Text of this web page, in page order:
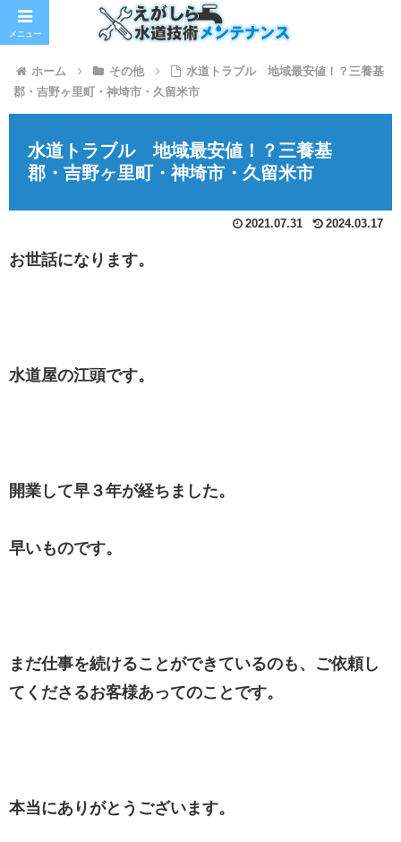
ホーム その他
水道トラブル 地域最安値！？三養基
郡・吉野ヶ里町・神埼市・久留米市
水道トラブル 地域最安値！？三養基
郡・吉野ヶ里町・神埼市・久留米市
2021.07.31 2024.03.17
お世話になります。
水道屋の江頭です。
開業して早３年が経ちました。
早いものです。
まだ仕事を続けることができているのも、ご依頼し
てくださるお客様あってのことです。
本当にありがとうございます。
メニュー